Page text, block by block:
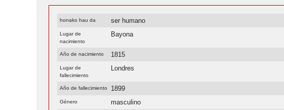
honako hau da ser humano
Lugar de
nacimiento
Bayona
Año de nacimiento 1815
Lugar de
fallecimiento
Londres
Año de fallecimiento 1899
Género masculino